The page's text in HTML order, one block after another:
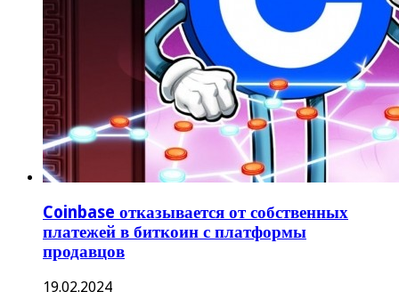
Coinbase отказывается от собственных
платежей в биткоин с платформы
продавцов
19.02.2024